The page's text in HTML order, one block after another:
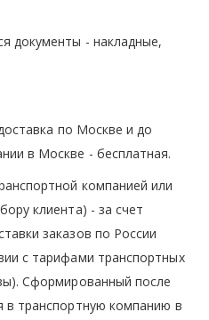
документы - накладные,
по Москве и до
в Москве - бесплатная.
компанией или
клиента) - за счет
заказов по России
с тарифами транспортных
Сформированный после
в транспортную компанию в